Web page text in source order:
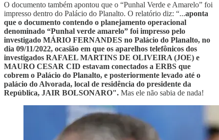
O documento também apontou que o “Punhal Verde e Amarelo” foi
impresso dentro do Palácio do Planalto. O relatório diz: “...aponta
que o documento contendo o planejamento operacional
denominado “Punhal verde amarelo” foi impresso pelo
investigado MÁRIO FERNANDES no Palácio do Planalto, no
dia 09/11/2022, ocasião em que os aparelhos telefônicos dos
investigados RAFAEL MARTINS DE OLIVEIRA (JOE) e
MAURO CESAR CID estavam conectados a ERBS que
cobrem o Palácio do Planalto, e posteriormente levado até o
palácio do Alvorada, local de residência do presidente da
República, JAIR BOLSONARO". Mas ele não sabia de nada!